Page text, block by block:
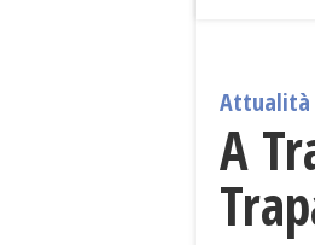
Attualità
A